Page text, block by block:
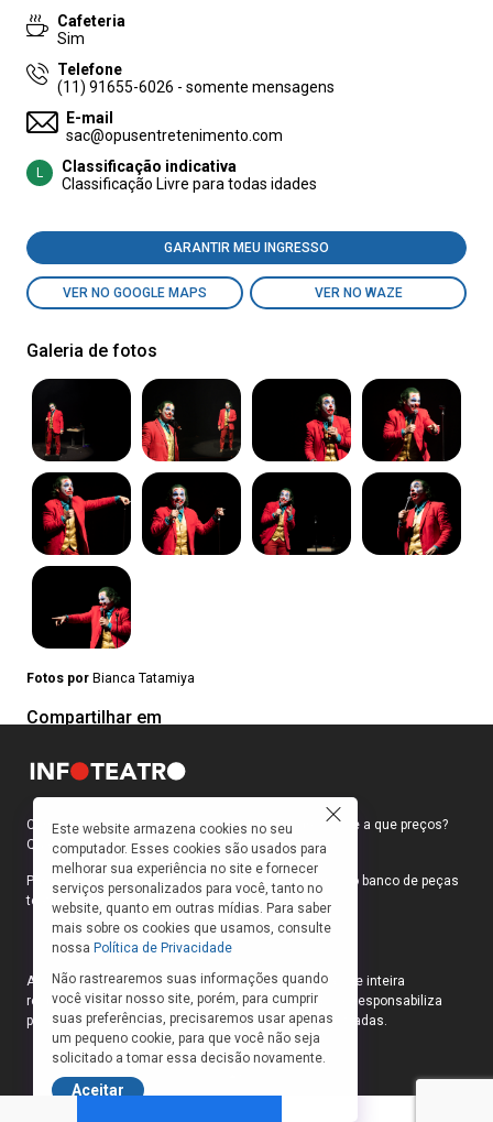
Cafeteria
Sim
Telefone
(11) 91655-6026 - somente mensagens
E-mail
sac@opusentretenimento.com
L
Classificação indicativa
Classificação Livre para todas idades
GARANTIR MEU INGRESSO
VER NO GOOGLE MAPS VER NO WAZE
Galeria de fotos
Fotos por Bianca Tatamiya
Compartilhar em
Como faço para ir ao teatro? Onde compro ingressos e a que preços?
Quais peças estão em cartaz?
Para responder a essas e outras perguntas, criamos o banco de peças
teatrais do INFOTEATRO.
As informações das peças cadastradas no site são de inteira
responsabilidade das produções. O Infoteatro não se responsabiliza
pela atualização das informações das peças cadastradas.
Este website armazena cookies no seu
computador. Esses cookies são usados para
melhorar sua experiência no site e fornecer
serviços personalizados para você, tanto no
website, quanto em outras mídias. Para saber
mais sobre os cookies que usamos, consulte
nossa Política de Privacidade
Não rastrearemos suas informações quando
você visitar nosso site, porém, para cumprir
suas preferências, precisaremos usar apenas
um pequeno cookie, para que você não seja
solicitado a tomar essa decisão novamente.
Aceitar